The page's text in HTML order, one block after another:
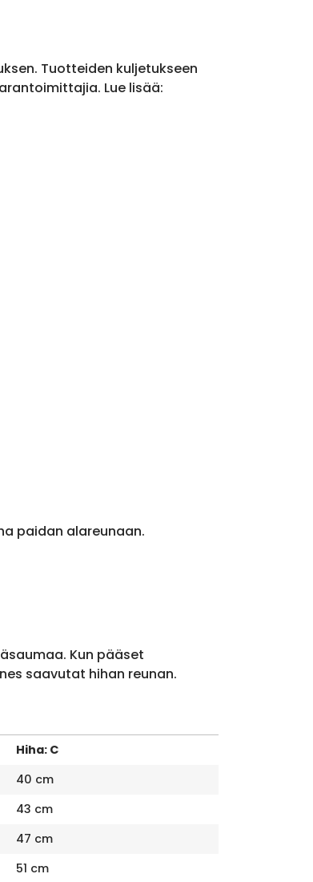
Tuotteiden kuljetukseen
Lue lisää:
paidan alareunaan.
Kun pääset
saavutat hihan reunan.
Hiha: C
40 cm
43 cm
47 cm
51 cm